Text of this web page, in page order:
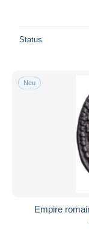
Status
Neu
Empire